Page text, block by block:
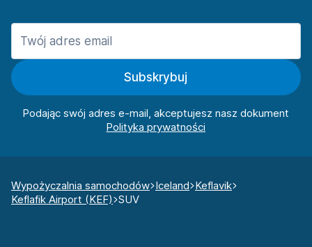
Subskrybuj
Podając swój adres e-mail, akceptujesz nasz dokument
Wypożyczalnia samochodów Iceland Keflavik
Keflafik Airport (KEF) SUV